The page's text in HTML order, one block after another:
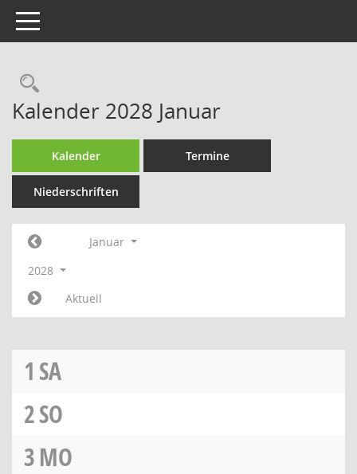
Toggle navigation
Rechercheauswahl
Kalender 2028 Januar
Kalender Termine
Niederschriften
Januar
2028
Aktuell
1 SA
2SO
3MO